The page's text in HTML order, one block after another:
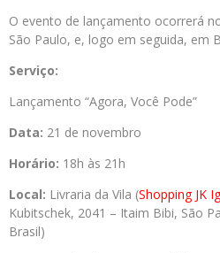
O evento de lançamento ocorrerá
São Paulo, e, logo em seguida, em
Serviço:
Lançamento “Agora, Você Pode”
Data: 21 de novembro
Horário: 18h às 21h
Local: Livraria da Vila (Shopping JK
Kubitschek, 2041 – Itaim Bibi, São
Brasil)